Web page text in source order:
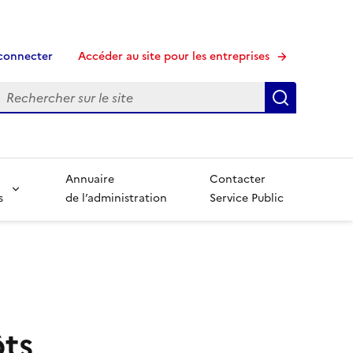
Accéder au site pour les entreprises
Annuaire
de l’administration
Contacter
Service Public